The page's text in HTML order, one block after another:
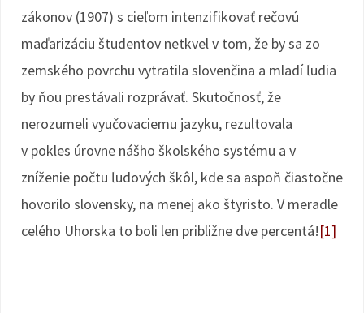
zákonov (1907) s cieľom intenzifikovať rečovú
maďarizáciu študentov netkvel v tom, že by sa zo
zemského povrchu vytratila slovenčina a mladí ľudia
by ňou prestávali rozprávať. Skutočnosť, že
nerozumeli vyučovaciemu jazyku, rezultovala
v pokles úrovne nášho školského systému a v
zníženie počtu ľudových škôl, kde sa aspoň čiastočne
hovorilo slovensky, na menej ako štyristo. V meradle
celého Uhorska to boli len približne dve percentá![1]